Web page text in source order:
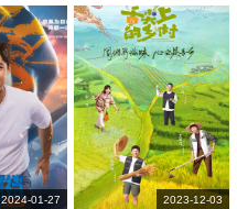
2024-01-27 2023-12-03